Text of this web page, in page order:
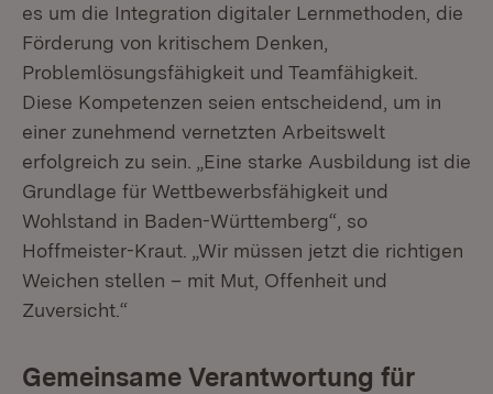
es um die Integration digitaler Lernmethoden, die
Förderung von kritischem Denken,
Problemlösungsfähigkeit und Teamfähigkeit.
Diese Kompetenzen seien entscheidend, um in
einer zunehmend vernetzten Arbeitswelt
erfolgreich zu sein. „Eine starke Ausbildung ist die
Grundlage für Wettbewerbsfähigkeit und
Wohlstand in Baden-Württemberg“, so
Hoffmeister-Kraut. „Wir müssen jetzt die richtigen
Weichen stellen – mit Mut, Offenheit und
Zuversicht.“
Gemeinsame Verantwortung für